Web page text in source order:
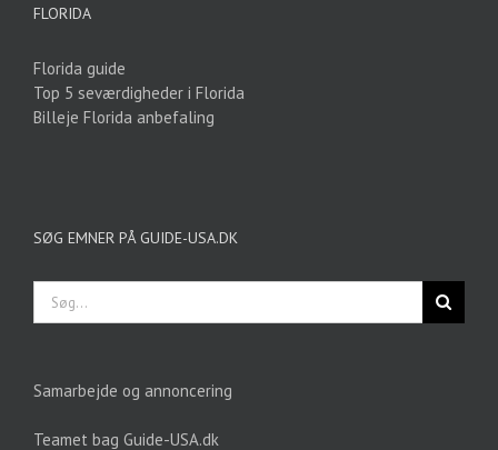
FLORIDA
Florida guide
Top 5 seværdigheder i Florida
Billeje Florida anbefaling
SØG EMNER PÅ GUIDE-USA.DK
Søg
efter:
Samarbejde og annoncering
Teamet bag Guide-USA.dk